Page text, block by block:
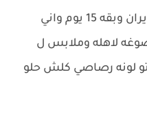
وبعد ايام سيف طلع سفره لايران وبقه 15 يوم واني
لاهله وملابس ل
لونه رصاصي كلش حلو